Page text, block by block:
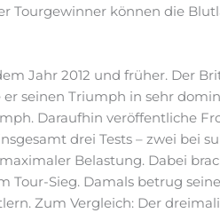
Tourgewinner können die
Jahr 2012 und früher. Der
seinen Triumph in sehr
Daraufhin veröffentliche
drei Tests – zwei bei
Belastung. Dabei
Tour-Sieg. Damals betrug
Zum Vergleich: Der